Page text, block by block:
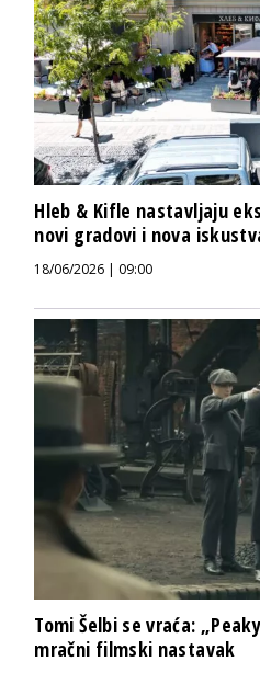
Hleb & Kifle nastavljaju
novi gradovi i nova
18/06/2026 | 09:00
Tomi Šelbi se vraća:
mračni filmski nastavak